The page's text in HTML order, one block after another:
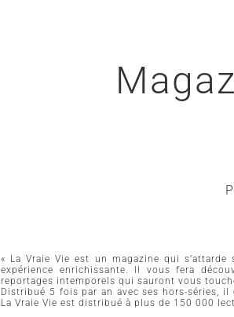
« La Vraie Vie est un magazine qui
expérience enrichissante. Il vous fera
reportages intemporels qui sauront vous
Distribué 5 fois par an avec ses hors-séries,
La Vraie Vie est distribué à plus de 150 000